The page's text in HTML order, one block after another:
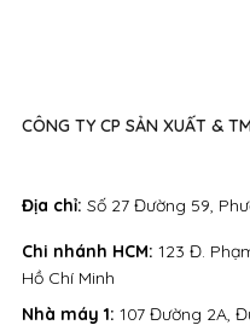
Địa chỉ: Số 27 Đường 59,
CÔNG TY CP SẢN XUẤT &
Nhà máy 1: 107 Đường 2A,
Chi nhánh HCM: 123 Đ.
Hồ Chí Minh